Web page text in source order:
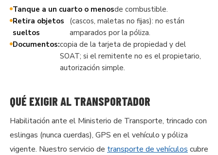
Tanque a un cuarto o menosde combustible.
Retira objetos
sueltos
(cascos, maletas no fijas): no están
amparados por la póliza.
Documentos:copia de la tarjeta de propiedad y del
SOAT; si el remitente no es el propietario,
autorización simple.
QUÉ EXIGIR AL TRANSPORTADOR
Habilitación ante el Ministerio de Transporte, trincado con
eslingas (nunca cuerdas), GPS en el vehículo y póliza
vigente. Nuestro servicio de transporte de vehículos cubre